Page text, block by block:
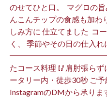
のせてひと口。 ⁡ マグロの
んこんチップの食感も加わ
しみ方に 仕立てました️ ⁡ コ
く、 季節やその日の仕入れ
━━━━━━━━━━━━━━ ⁡ 🍽
たコース料理 🥢肩肘張ら
ータリー内・徒歩30秒 ご
InstagramのDMから承りま